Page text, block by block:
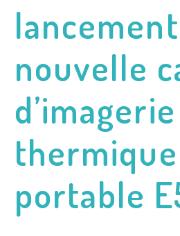
nouvelle
d’imagerie
thermique
portable